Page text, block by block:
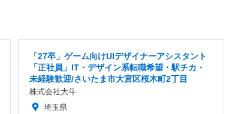
「27卒」ゲーム向けUIデザイナーアシスタント
「正社員」IT・デザイン系転職希望・駅チカ・
未経験歓迎/さいたま市大宮区桜木町2丁目
株式会社大斗
埼玉県